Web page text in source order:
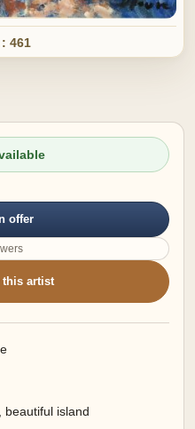
461
offer
this artist
beautiful island